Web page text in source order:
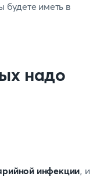
будете иметь в
надо
инфекции, и